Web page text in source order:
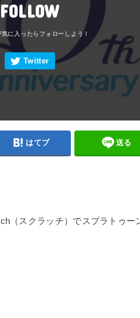
FOLLOW
はてブ 送る
（スクラッチ）でスプラトゥー